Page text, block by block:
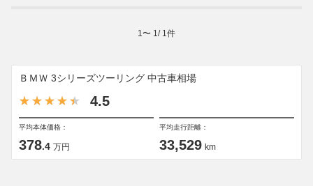
1 〜 1 / 1 件
ＢＭＷ 3シリーズツーリング 中古車相場
4.5
平均本体価格：
378.4 万円
平均走行距離：
33,529 km